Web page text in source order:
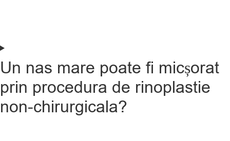
Un nas mare poate fi micșorat
prin procedura de rinoplastie
non-chirurgicala?